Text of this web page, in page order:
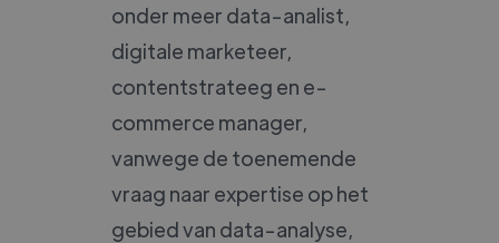
onder meer data-analist,
digitale marketeer,
contentstrateeg en e-
commerce manager,
vanwege de toenemende
vraag naar expertise op het
gebied van data-analyse,